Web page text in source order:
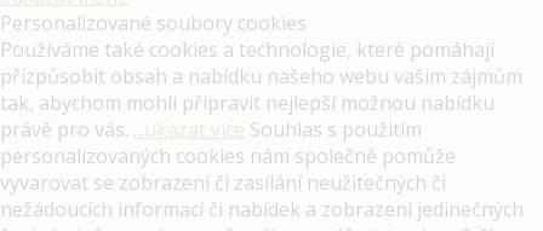
Personalizované soubory cookies
Používáme také cookies a technologie, které pomáhají
přizpůsobit obsah a nabídku našeho webu vašim zájmům
tak, abychom mohli připravit nejlepší možnou nabídku
právě pro vás. ...ukázat více Souhlas s použitím
personalizovaných cookies nám společně pomůže
vyvarovat se zobrazení či zasílání neužitečných či
nežádoucích informací či nabídek a zobrazení jedinečných